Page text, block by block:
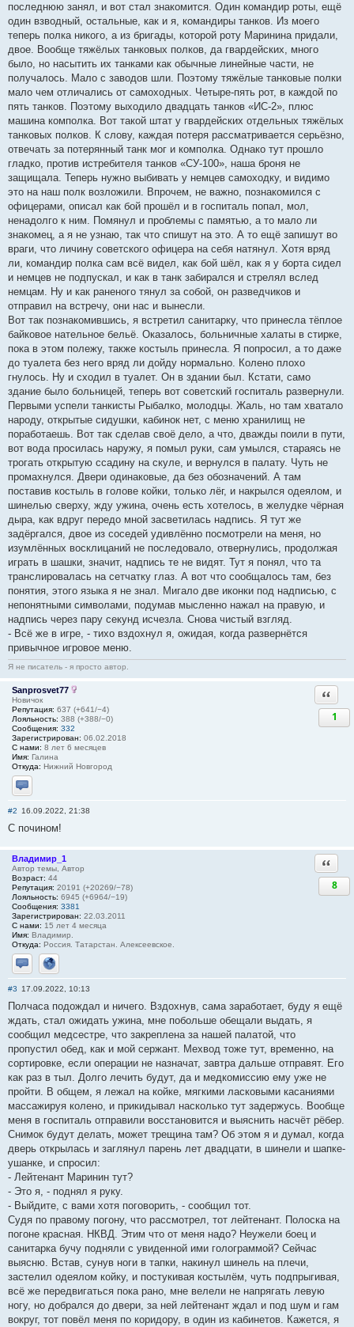
последнюю занял, и вот стал знакомится. Один командир роты, ещё
один взводный, остальные, как и я, командиры танков. Из моего
теперь полка никого, а из бригады, которой роту Маринина придали,
двое. Вообще тяжёлых танковых полков, да гвардейских, много
было, но насытить их танками как обычные линейные части, не
получалось. Мало с заводов шли. Поэтому тяжёлые танковые полки
мало чем отличались от самоходных. Четыре-пять рот, в каждой по
пять танков. Поэтому выходило двадцать танков «ИС-2», плюс
машина комполка. Вот такой штат у гвардейских отдельных тяжёлых
танковых полков. К слову, каждая потеря рассматривается серьёзно,
отвечать за потерянный танк мог и комполка. Однако тут прошло
гладко, против истребителя танков «СУ-100», наша броня не
защищала. Теперь нужно выбивать у немцев самоходку, и видимо
это на наш полк возложили. Впрочем, не важно, познакомился с
офицерами, описал как бой прошёл и в госпиталь попал, мол,
ненадолго к ним. Помянул и проблемы с памятью, а то мало ли
знакомец, а я не узнаю, так что спишут на это. А то ещё запишут во
враги, что личину советского офицера на себя натянул. Хотя вряд
ли, командир полка сам всё видел, как бой шёл, как я у борта сидел
и немцев не подпускал, и как в танк забирался и стрелял вслед
немцам. Ну и как раненого тянул за собой, он разведчиков и
отправил на встречу, они нас и вынесли.
Вот так познакомившись, я встретил санитарку, что принесла тёплое
байковое нательное бельё. Оказалось, больничные халаты в стирке,
пока в этом полежу, также костыль принесла. Я попросил, а то даже
до туалета без него вряд ли дойду нормально. Колено плохо
гнулось. Ну и сходил в туалет. Он в здании был. Кстати, само
здание было больницей, теперь вот советский госпиталь развернули.
Первыми успели танкисты Рыбалко, молодцы. Жаль, но там хватало
народу, открытые сидушки, кабинок нет, с меню хранилищ не
поработаешь. Вот так сделав своё дело, а что, дважды поили в пути,
вот вода просилась наружу, я помыл руки, сам умылся, стараясь не
трогать открытую ссадину на скуле, и вернулся в палату. Чуть не
промахнулся. Двери одинаковые, да без обозначений. А там
поставив костыль в голове койки, только лёг, и накрылся одеялом, и
шинелью сверху, жду ужина, очень есть хотелось, в желудке чёрная
дыра, как вдруг передо мной засветилась надпись. Я тут же
задёргался, двое из соседей удивлённо посмотрели на меня, но
изумлённых восклицаний не последовало, отвернулись, продолжая
играть в шашки, значит, надпись те не видят. Тут я понял, что та
транслировалась на сетчатку глаз. А вот что сообщалось там, без
понятия, этого языка я не знал. Мигало две иконки под надписью, с
непонятными символами, подумав мысленно нажал на правую, и
надпись через пару секунд исчезла. Снова чистый взгляд.
- Всё же в игре, - тихо вздохнул я, ожидая, когда развернётся
привычное игровое меню.
Я не писатель - я просто автор.
Sanprosvet77
Новичок
Репутация: 637 (+641/−4)
Лояльность: 388 (+388/−0)
Сообщения: 332
Зарегистрирован: 06.02.2018
С нами: 8 лет 6 месяцев
Имя: Галина
Откуда: Нижний Новгород
Отправить личное сообщение
1
#2 16.09.2022, 21:38
С почином!
Владимир_1
Автор темы, Автор
Возраст: 44
Репутация: 20191 (+20269/−78)
Лояльность: 6945 (+6964/−19)
Сообщения: 3381
Зарегистрирован: 22.03.2011
С нами: 15 лет 4 месяца
Имя: Владимир.
Откуда: Россия. Татарстан. Алексеевское.
Отправить личное сообщение
Сайт
8
#3 17.09.2022, 10:13
Полчаса подождал и ничего. Вздохнув, сама заработает, буду я ещё
ждать, стал ожидать ужина, мне побольше обещали выдать, я
сообщил медсестре, что закреплена за нашей палатой, что
пропустил обед, как и мой сержант. Мехвод тоже тут, временно, на
сортировке, если операции не назначат, завтра дальше отправят. Его
как раз в тыл. Долго лечить будут, да и медкомиссию ему уже не
пройти. В общем, я лежал на койке, мягкими ласковыми касаниями
массажируя колено, и прикидывал насколько тут задержусь. Вообще
меня в госпиталь отправили восстановится и выяснить насчёт рёбер.
Снимок будут делать, может трещина там? Об этом я и думал, когда
дверь открылась и заглянул парень лет двадцати, в шинели и шапке-
ушанке, и спросил:
- Лейтенант Маринин тут?
- Это я, - поднял я руку.
- Выйдите, с вами хотя поговорить, - сообщил тот.
Судя по правому погону, что рассмотрел, тот лейтенант. Полоска на
погоне красная. НКВД. Этим что от меня надо? Неужели боец и
санитарка бучу подняли с увиденной ими голограммой? Сейчас
выясню. Встав, сунув ноги в тапки, накинул шинель на плечи,
застелил одеялом койку, и постукивая костылём, чуть подпрыгивая,
всё же передвигаться пока рано, мне велели не напрягать левую
ногу, но добрался до двери, за ней лейтенант ждал и под шум и гам
вокруг, тот повёл меня по коридору, в один из кабинетов. Кажется, я